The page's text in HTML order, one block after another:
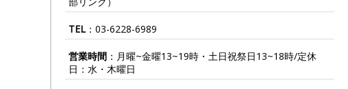
TEL ：03-6228-6989
営業時間 ：月曜~金曜13~19時・土日祝祭日13~18時/定休
日：水・木曜日